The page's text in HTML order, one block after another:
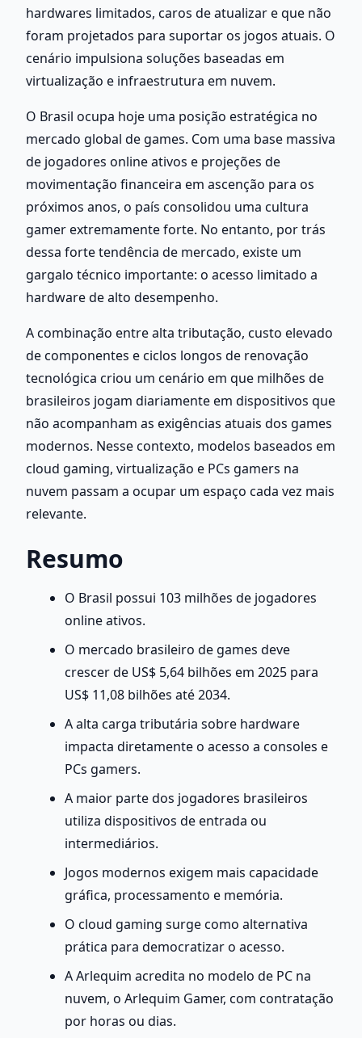
hardwares limitados, caros de atualizar e que não
foram projetados para suportar os jogos atuais. O
cenário impulsiona soluções baseadas em
virtualização e infraestrutura em nuvem.
O Brasil ocupa hoje uma posição estratégica no
mercado global de games. Com uma base massiva
de jogadores online ativos e projeções de
movimentação financeira em ascenção para os
próximos anos, o país consolidou uma cultura
gamer extremamente forte. No entanto, por trás
dessa forte tendência de mercado, existe um
gargalo técnico importante: o acesso limitado a
hardware de alto desempenho.
A combinação entre alta tributação, custo elevado
de componentes e ciclos longos de renovação
tecnológica criou um cenário em que milhões de
brasileiros jogam diariamente em dispositivos que
não acompanham as exigências atuais dos games
modernos. Nesse contexto, modelos baseados em
cloud gaming, virtualização e PCs gamers na
nuvem passam a ocupar um espaço cada vez mais
relevante.
Resumo
O Brasil possui 103 milhões de jogadores
online ativos.
O mercado brasileiro de games deve
crescer de US$ 5,64 bilhões em 2025 para
US$ 11,08 bilhões até 2034.
A alta carga tributária sobre hardware
impacta diretamente o acesso a consoles e
PCs gamers.
A maior parte dos jogadores brasileiros
utiliza dispositivos de entrada ou
intermediários.
Jogos modernos exigem mais capacidade
gráfica, processamento e memória.
O cloud gaming surge como alternativa
prática para democratizar o acesso.
A Arlequim acredita no modelo de PC na
nuvem, o Arlequim Gamer, com contratação
por horas ou dias.